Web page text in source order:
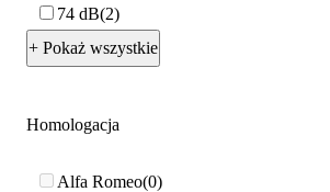
74 dB 2
+ Pokaż wszystkie
Homologacja
Alfa Romeo 0